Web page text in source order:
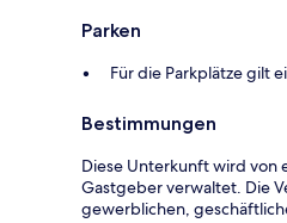
Parken
Für die Parkplätze gilt
Bestimmungen
Diese Unterkunft wird von
Gastgeber verwaltet. Die
gewerblichen,